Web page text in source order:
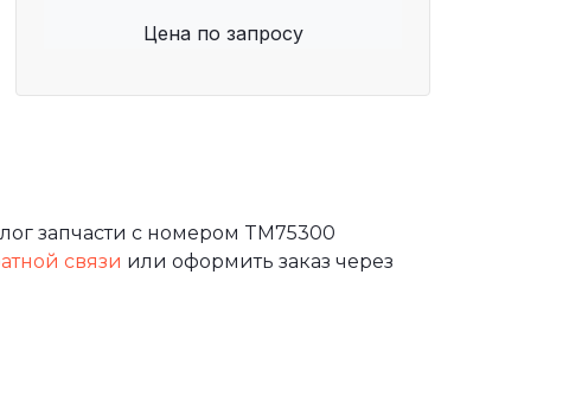
Цена по запросу
запчасти с номером TM75300
связи или оформить заказ через